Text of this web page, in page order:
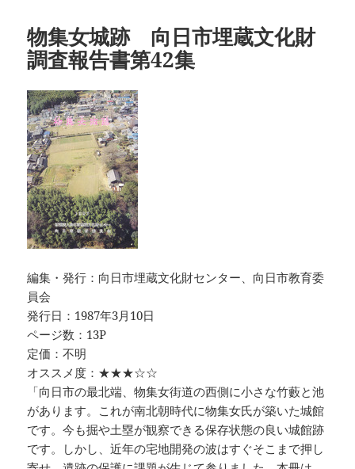
ー
物集女城跡 向日市埋蔵文化財
調査報告書第42集
編集・発行：向日市埋蔵文化財センター、向日市教育委
員会
発行日：1987年3月10日
ページ数：13P
定価：不明
オススメ度：★★★☆☆
「向日市の最北端、物集女街道の西側に小さな竹藪と池
があります。これが南北朝時代に物集女氏が築いた城館
です。今も掘や土塁が観察できる保存状態の良い城館跡
です。しかし、近年の宅地開発の波はすぐそこまで押し